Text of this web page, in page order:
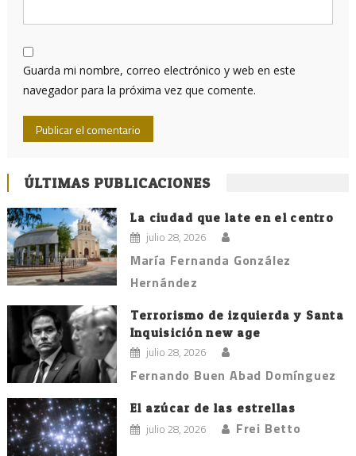
Guarda mi nombre, correo electrónico y web en este
navegador para la próxima vez que comente.
ÚLTIMAS PUBLICACIONES
La ciudad que late en el centro
julio 28, 2026
María Fernanda González
Hernández
Terrorismo de izquierda y Santa
Inquisición new age
julio 28, 2026
Fernando Buen Abad Domínguez
El azúcar de las estrellas
julio 28, 2026 Frei Betto